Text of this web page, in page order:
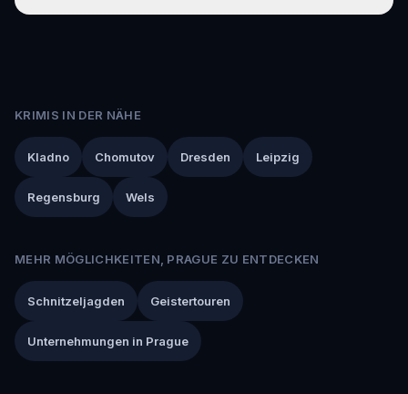
KRIMIS IN DER NÄHE
Kladno Chomutov Dresden Leipzig
Regensburg Wels
MEHR MÖGLICHKEITEN, PRAGUE ZU ENTDECKEN
Schnitzeljagden Geistertouren
Unternehmungen in Prague